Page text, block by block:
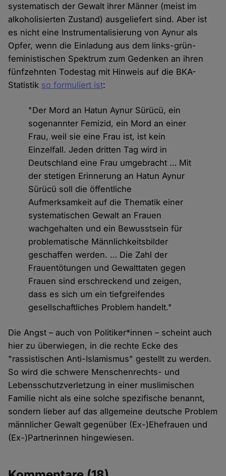
systematisch der Gewalt ihrer Männer (meist im
alkoholisierten Zustand) ausgeliefert sind. Aber ist
es nicht eine Instrumentalisierung von Aynur als
Opfer, wenn die Einladung aus dem links-grün-
feministischen Spektrum zum Gedenken an ihren
fünfzehnten Todestag mit Hinweis auf die BKA-
Statistik so formuliert ist:
"Der Mord an Hatun Aynur Sürücü, ein
sogenannter Femizid, ein Mord an einer
Frau, weil sie eine Frau ist, ist kein
Einzelfall. Jeden dritten Tag wird in
Deutschland eine Frau umgebracht … Mit
der stetigen Erinnerung an Hatun Aynur
Sürücü soll die öffentliche
Aufmerksamkeit auf die Thematik einer
systematischen Gewalt an Frauen
wachgehalten und ein Bewusstsein für
problematische Männlichkeitsbilder
geschaffen werden. … Die Zahl der
Frauentötungen und Gewalttaten gegen
Frauen sind erschreckend und zeigen,
dass es sich um ein tiefgreifendes
gesellschaftliches Problem handelt."
Die Angst – auch von Politiker*innen – scheint auch
hier zu überwiegen, in die rechte Ecke des
"rassistischen Anti-Islamismus" gestellt zu werden.
So wird die schwere Menschenrechts- und
Lebensschutzverletzung in einer muslimischen
Familie nicht als eine solche spezifische benannt,
sondern lieber auf das allgemeine deutsche Problem
männlicher Gewalt gegenüber (Ex-)Ehefrauen und
(Ex-)Partnerinnen hingewiesen.